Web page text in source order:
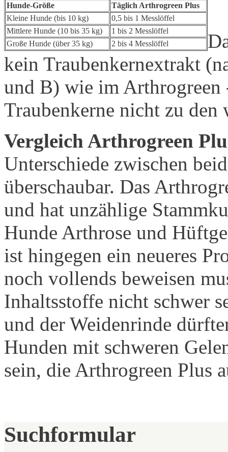
Hunde-Größe
Täglich Arthrogreen Plus
Kleine Hunde (bis 10 kg)
0,5 bis 1 Messlöffel
Mittlere Hunde (10 bis 35 kg)
1 bis 2 Messlöffel
Große Hunde (über 35 kg)
2 bis 4 Messlöffel
kein Traubenkernextrakt
und B) wie im Arthrogreen
Traubenkerne nicht zu
Vergleich Arthrogreen
Unterschiede zwischen
überschaubar. Das
und hat unzählige
Hunde Arthrose und
ist hingegen ein neueres
noch vollends beweisen
Inhaltsstoffe nicht schwer
und der Weidenrinde
Hunden mit schweren
sein, die Arthrogreen Plus
Suchformular